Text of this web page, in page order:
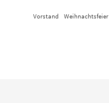
Vorstand Weihnachtsfeier